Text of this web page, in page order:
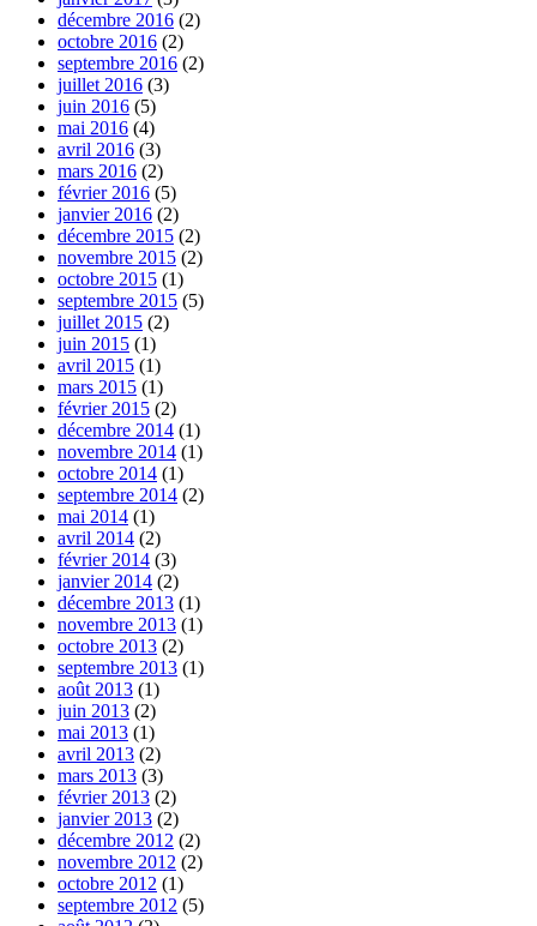
décembre 2016 (2)
octobre 2016 (2)
septembre 2016 (2)
juillet 2016 (3)
juin 2016 (5)
mai 2016 (4)
avril 2016 (3)
mars 2016 (2)
février 2016 (5)
janvier 2016 (2)
décembre 2015 (2)
novembre 2015 (2)
octobre 2015 (1)
septembre 2015 (5)
juillet 2015 (2)
juin 2015 (1)
avril 2015 (1)
mars 2015 (1)
février 2015 (2)
décembre 2014 (1)
novembre 2014 (1)
octobre 2014 (1)
septembre 2014 (2)
mai 2014 (1)
avril 2014 (2)
février 2014 (3)
janvier 2014 (2)
décembre 2013 (1)
novembre 2013 (1)
octobre 2013 (2)
septembre 2013 (1)
août 2013 (1)
juin 2013 (2)
mai 2013 (1)
avril 2013 (2)
mars 2013 (3)
février 2013 (2)
janvier 2013 (2)
décembre 2012 (2)
novembre 2012 (2)
octobre 2012 (1)
septembre 2012 (5)